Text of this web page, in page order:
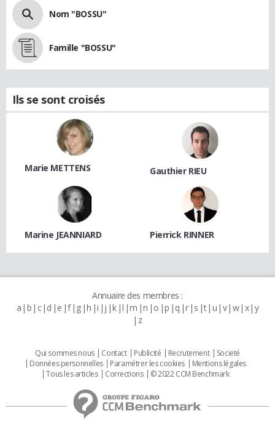
Nom "BOSSU"
Famille "BOSSU"
Ils se sont croisés
Marie METTENS Gauthier RIEU
Marine JEANNIARD Pierrick RINNER
Annuaire des membres :
a b c d e f g h i j k l m n o p q r s t u v w x y
z
Qui sommes nous Contact Publicité Recrutement
Societé
Données personnelles
Paramétrer les cookies
Mentions légales
Tous les articles
Corrections © 2022 CCM Benchmark